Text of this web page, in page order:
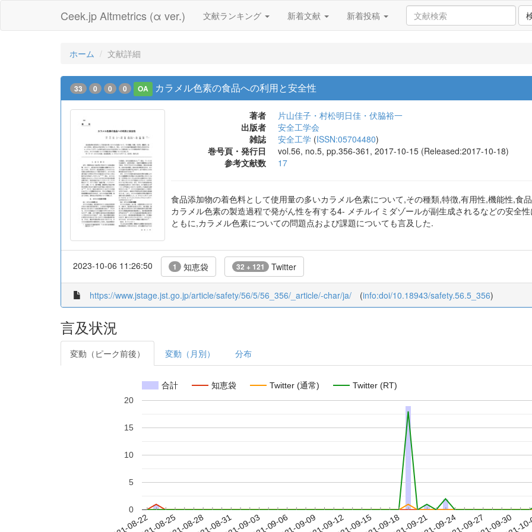
Ceek.jp Altmetrics (α ver.) 文献ランキング 新着文献 新着投稿
ホーム 文献詳細
33 0 0 0 OA カラメル色素の食品への利用と安全性
著者
片山佳子・村松明日佳・伏脇裕一
出版者
安全工学会
雑誌
安全工学 (ISSN:05704480)
巻号頁・発行日
vol.56, no.5, pp.356-361, 2017-10-15 (Released:2017-10-18)
参考文献数
17
食品添加物の着色料として使用量の多いカラメル色素について,その種類,特徴,有用性,機能性,食
カラメル色素の製造過程で発がん性を有する4- メチルイミダゾールが副生成されるなどの安全
ともに,カラメル色素についての問題点および課題についても言及した.
2023-10-06 11:26:50 1 知恵袋 32 + 121 Twitter
https://www.jstage.jst.go.jp/article/safety/56/5/56_356/_article/-char/ja/ (info:doi/10.18943/safety.56.5_356)
言及状況
変動（ピーク前後） 変動（月別） 分布
合計 知恵袋 Twitter (通常) Twitter (RT)
0
5
10
15
20